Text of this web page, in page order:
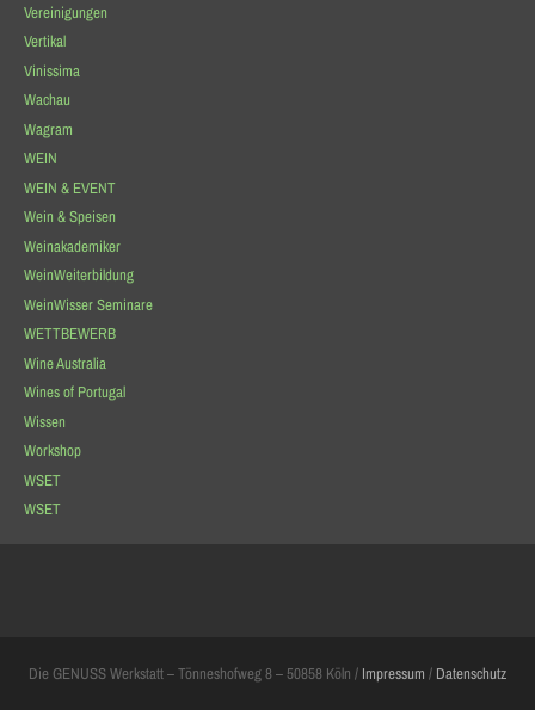
Vereinigungen
Vertikal
Vinissima
Wachau
Wagram
WEIN
WEIN & EVENT
Wein & Speisen
Weinakademiker
WeinWeiterbildung
WeinWisser Seminare
WETTBEWERB
Wine Australia
Wines of Portugal
Wissen
Workshop
WSET
WSET
Die GENUSS Werkstatt – Tönneshofweg 8 – 50858 Köln / Impressum / Datenschutz